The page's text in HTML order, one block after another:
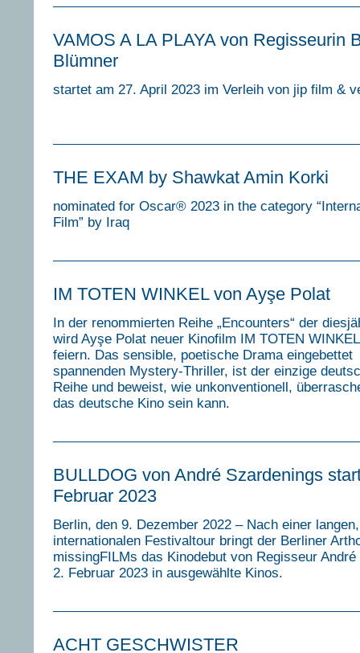
VAMOS A LA PLAYA von Regisseurin
Blümner
startet am 27. April 2023 im Verleih von jip film &
THE EXAM by Shawkat Amin Korki
nominated for Oscar® 2023 in the category
Film” by Iraq
IM TOTEN WINKEL von Ayşe Polat
In der renommierten Reihe „Encounters“ der
wird Ayşe Polat neuer Kinofilm IM TOTEN
feiern. Das sensible, poetische Drama eingebettet
spannenden Mystery-Thriller, ist der einzige
Reihe und beweist, wie unkonventionell,
das deutsche Kino sein kann.
BULLDOG von André Szardenings
Februar 2023
Berlin, den 9. Dezember 2022 – Nach einer
internationalen Festivaltour bringt der Berliner
missingFILMs das Kinodebut von Regisseur
2. Februar 2023 in ausgewählte Kinos.
ACHT GESCHWISTER